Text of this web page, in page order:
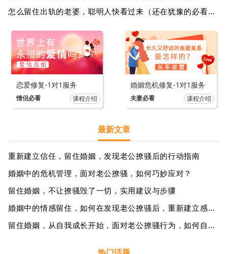
怎么留住出轨的老婆，聪明人快看过来（还在犹豫的必看！）
恋爱修复-1对1服务
情侣必看 课程介绍
婚姻危机修复-1对1服务
夫妻必看 课程介绍
最新文章
重新建立信任，留住婚姻，发现老公撩骚后的行动指南
婚姻中的危机管理，面对老公撩骚，如何巧妙应对？
留住婚姻，不让撩骚毁了一切，实用建议与步骤
婚姻中的情感留住，如何在发现老公撩骚后，重新建立感情？
留住婚姻，从自我成长开始，面对老公撩骚行为，如何自我调整？